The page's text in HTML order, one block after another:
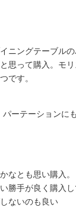
ニングテーブル
思って購入。モ
です。
ーテーションに
なとも思い購入
勝手が良く購入
ないのも良い